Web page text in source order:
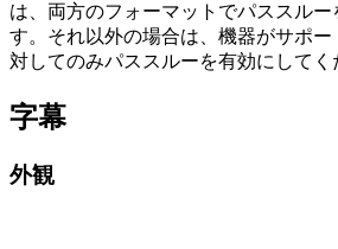
は、両方のフォーマットでパススルー
す。それ以外の場合は、機器がサポ
対してのみパススルーを有効にしてく
字幕
外観